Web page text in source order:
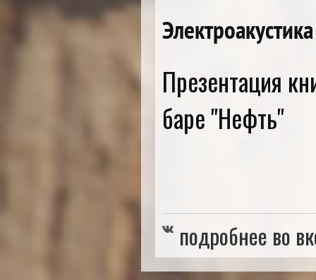
Презентация
баре "Нефть"
подробнее во